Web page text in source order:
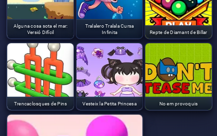
Alguna cosa sota el mar:
Versió Difícil
Tralalero Tralala Cursa
Infinita
Repte de Diamant de Billar
Trencaclosques de Pins Vesteix la Petita Princesa No em provoquis